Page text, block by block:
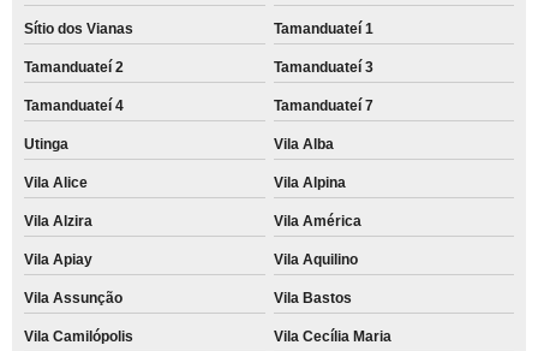
Sítio dos Vianas Tamanduateí 1
Tamanduateí 2 Tamanduateí 3
Tamanduateí 4 Tamanduateí 7
Utinga Vila Alba
Vila Alice Vila Alpina
Vila Alzira Vila América
Vila Apiay Vila Aquilino
Vila Assunção Vila Bastos
Vila Camilópolis Vila Cecília Maria